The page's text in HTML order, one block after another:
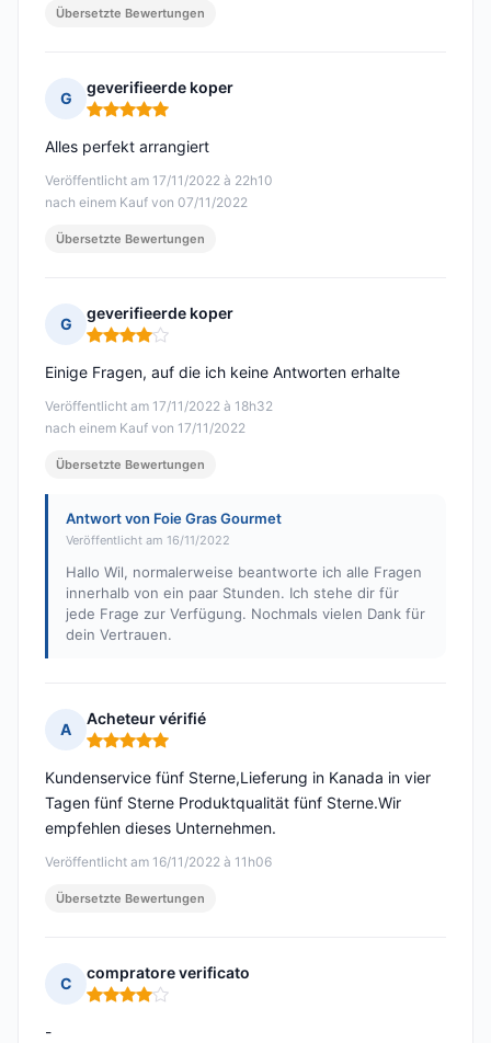
Übersetzte Bewertungen
G
geverifieerde koper
Hinweis: 5 von 5
Veröffentlicht am 17/11/2022 à 22h10
nach einem Kauf von 07/11/2022
Alles perfekt arrangiert
Übersetzte Bewertungen
G
geverifieerde koper
Hinweis: 4 von 5
Veröffentlicht am 17/11/2022 à 18h32
nach einem Kauf von 17/11/2022
Einige Fragen, auf die ich keine Antworten erhalte
Übersetzte Bewertungen
Antwort von Foie Gras Gourmet
Veröffentlicht am 16/11/2022
Hallo Wil, normalerweise beantworte ich alle Fragen
innerhalb von ein paar Stunden. Ich stehe dir für
jede Frage zur Verfügung. Nochmals vielen Dank für
dein Vertrauen.
A
Acheteur vérifié
Hinweis: 5 von 5
Veröffentlicht am 16/11/2022 à 11h06
Kundenservice fünf Sterne,Lieferung in Kanada in vier
Tagen fünf Sterne Produktqualität fünf Sterne.Wir
empfehlen dieses Unternehmen.
Übersetzte Bewertungen
C
compratore verificato
Hinweis: 4 von 5
-